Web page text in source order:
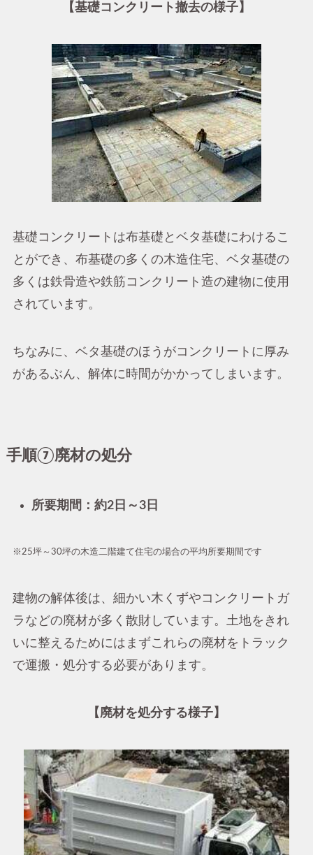
【基礎コンクリート撤去の様子】
基礎コンクリートは布基礎とベタ基礎にわけるこ
とができ、布基礎の多くの木造住宅、ベタ基礎の
多くは鉄骨造や鉄筋コンクリート造の建物に使用
されています。
ちなみに、ベタ基礎のほうがコンクリートに厚み
があるぶん、解体に時間がかかってしまいます。
手順⑦廃材の処分
所要期間：約2日～3日
※25坪～30坪の木造二階建て住宅の場合の平均所要期間です
建物の解体後は、細かい木くずやコンクリートガ
ラなどの廃材が多く散財しています。土地をきれ
いに整えるためにはまずこれらの廃材をトラック
で運搬・処分する必要があります。
【廃材を処分する様子】